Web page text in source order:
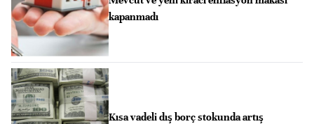
kapanmadı
Kısa vadeli dış borç stokunda artış